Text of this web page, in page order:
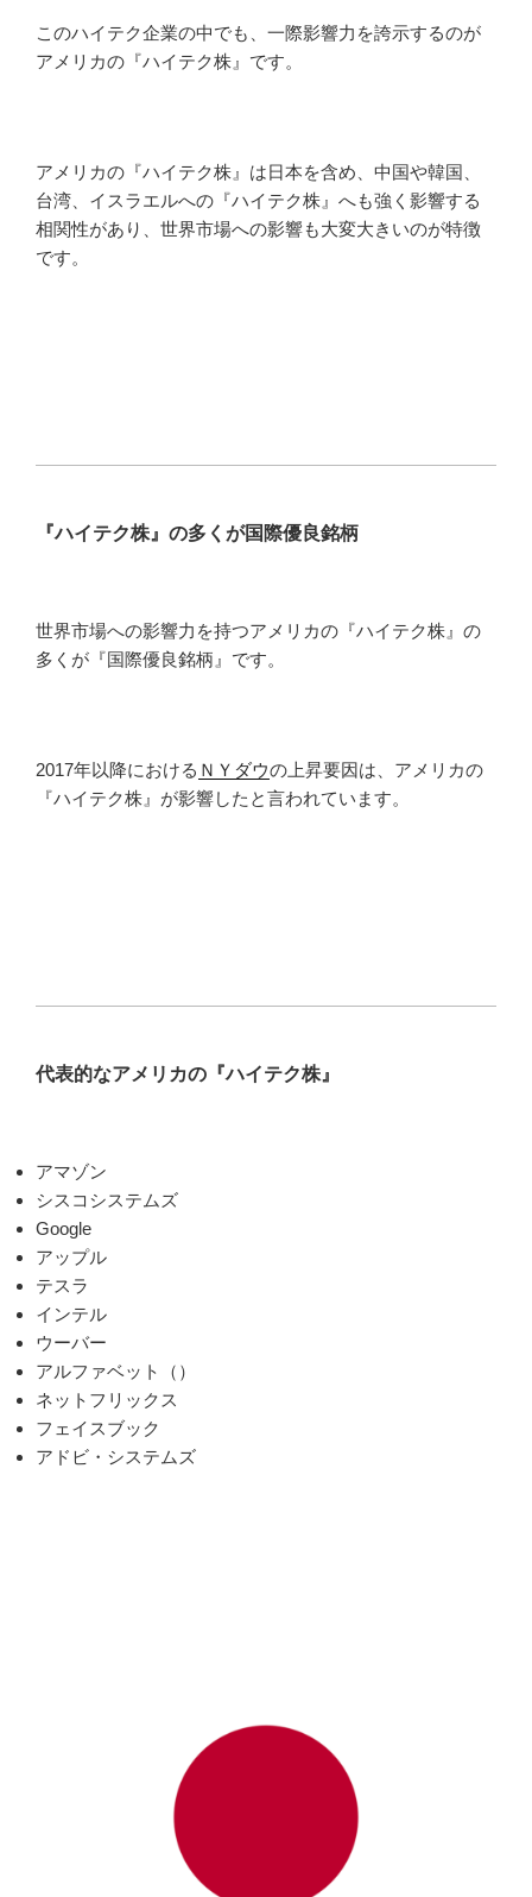
このハイテク企業の中でも、一際影響力を誇示するのが
アメリカの『ハイテク株』です。
アメリカの『ハイテク株』は日本を含め、中国や韓国、
台湾、イスラエルへの『ハイテク株』へも強く影響する
相関性があり、世界市場への影響も大変大きいのが特徴
です。
『ハイテク株』の多くが国際優良銘柄
世界市場への影響力を持つアメリカの『ハイテク株』の
多くが『国際優良銘柄』です。
2017年以降における ＮＹダウの上昇要因は、アメリカの
『ハイテク株』が影響したと言われています。
代表的なアメリカの『ハイテク株』
アマゾン
シスコシステムズ
Google
アップル
テスラ
インテル
ウーバー
アルファベット（）
ネットフリックス
フェイスブック
アドビ・システムズ